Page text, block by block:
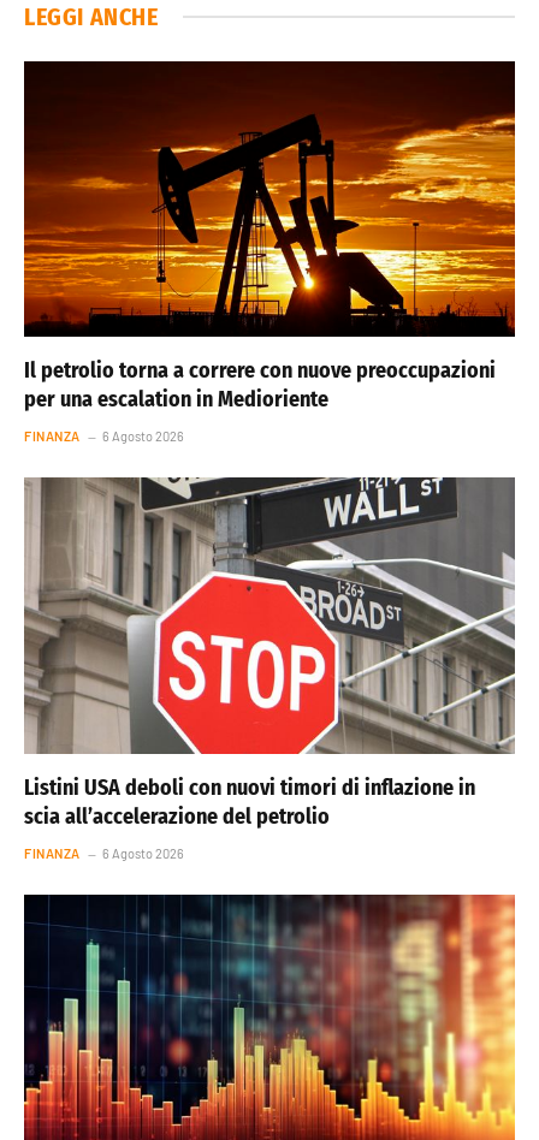
LEGGI ANCHE
Il petrolio torna a correre con nuove preoccupazioni
per una escalation in Medioriente
FINANZA 6 Agosto 2026
Listini USA deboli con nuovi timori di inflazione in
scia all’accelerazione del petrolio
FINANZA 6 Agosto 2026